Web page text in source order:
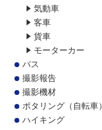
気動車
客車
貨車
モーターカー
バス
撮影報告
撮影機材
ポタリング（自転車）
ハイキング